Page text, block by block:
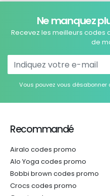
Ne manquez
Recevez les meilleurs codes
de
Vous pouvez vous
Recommandé
Airalo codes promo
Alo Yoga codes promo
Bobbi brown codes promo
Crocs codes promo